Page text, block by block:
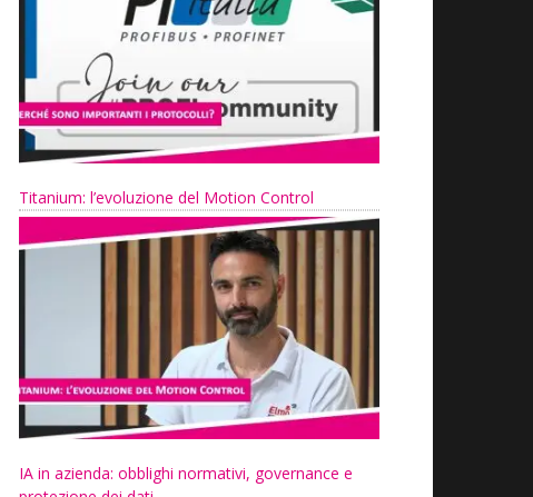
Titanium: l’evoluzione del Motion Control
IA in azienda: obblighi normativi, governance e